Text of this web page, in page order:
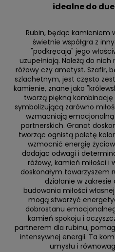
idealne do
Rubin, będąc kamieniem
świetnie współgra z
"podkręcają" jego
uzupełniają. Należą do
różowy czy ametyst. Szafir,
szlachetnym, jest często
kamienie, znane jako
tworzą piękną
symbolizującą zarówno
wzmacniają
partnerskich. Granat
tworząc ognistą paletę
wzmocnić energię
dodając odwagi i
różowy, kamień miłości i
doskonałym towarzyszem
działanie w
budowania miłości
mogą stworzyć
dobrostanu
kamień spokoju i
partnerem dla rubinu,
intensywnej energii. Ta
umysłu i